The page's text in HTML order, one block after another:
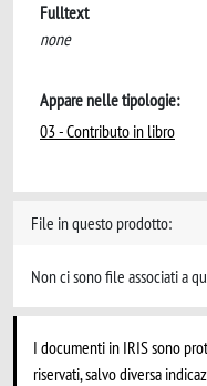
Fulltext
none
Appare nelle tipologie:
03 - Contributo in libro
File in questo prodotto:
Non ci sono file associati a
I documenti in IRIS sono
riservati, salvo diversa